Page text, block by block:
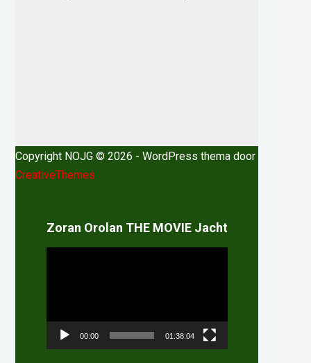
Copyright NOJG © 2026 - WordPress thema door
CreativeThemes
Zoran Orolan THE MOVIE Jacht
00:00 01:38:04